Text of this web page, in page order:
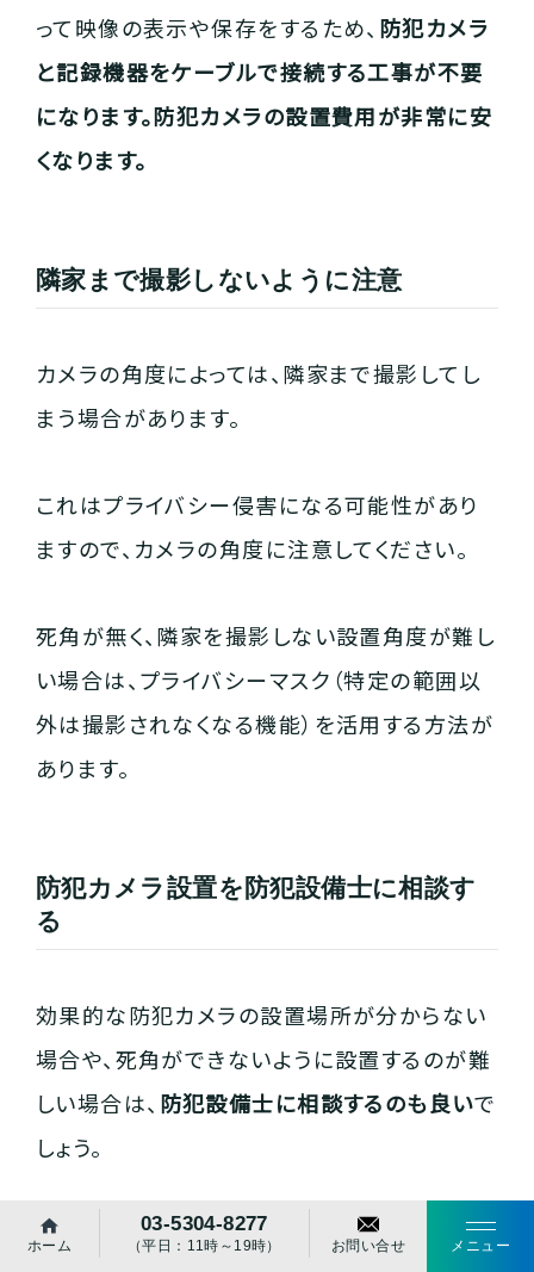
って映像の表示や保存をするため、 防犯カメラ
と記録機器をケーブルで接続する工事が不要
になります。防犯カメラの設置費用が非常に安
くなります。
隣家まで撮影しないように注意
カメラの角度によっては、隣家まで撮影してし
まう場合があります。
これはプライバシー侵害になる可能性があり
ますので、カメラの角度に注意してください。
死角が無く、隣家を撮影しない設置角度が難し
い場合は、プライバシーマスク（特定の範囲以
外は撮影されなくなる機能）を活用する方法が
あります。
防犯カメラ設置を防犯設備士に相談す
る
効果的な防犯カメラの設置場所が分からない
場合や、死角ができないように設置するのが難
しい場合は、 防犯設備士に相談するのも良いで
しょう。
防犯設備士は、防犯カメラ設置のアドバイスか
ホーム
03-5304-8277
（平日：11時～19時） お問い合せ メニュー